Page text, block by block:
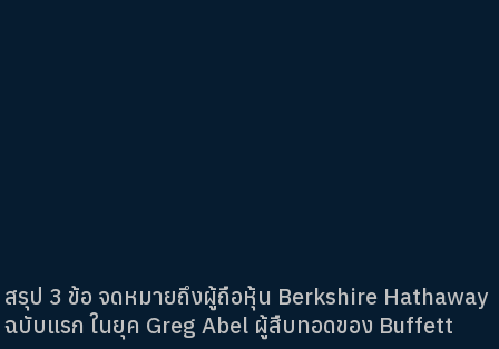
สรุป 3 ข้อ จดหมายถึงผู้ถือหุ้น Berkshire Hathaway
ฉบับแรก ในยุค Greg Abel ผู้สืบทอดของ Buffett